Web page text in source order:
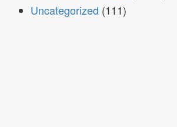
Uncategorized (111)